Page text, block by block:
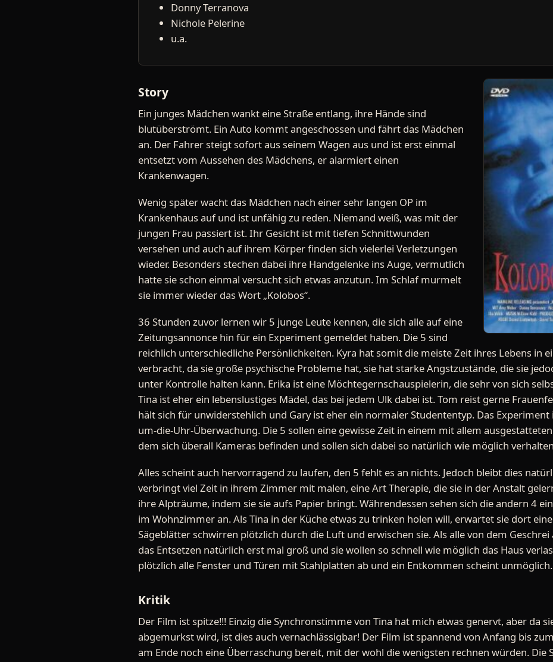
Donny Terranova
Nichole Pelerine
u.a.
Story
Ein junges Mädchen wankt eine Straße entlang, ihre Hände sind
blutüberströmt. Ein Auto kommt angeschossen und fährt das Mädchen
an. Der Fahrer steigt sofort aus seinem Wagen aus und ist erst einmal
entsetzt vom Aussehen des Mädchens, er alarmiert einen
Krankenwagen.
Wenig später wacht das Mädchen nach einer sehr langen OP im
Krankenhaus auf und ist unfähig zu reden. Niemand weiß, was mit der
jungen Frau passiert ist. Ihr Gesicht ist mit tiefen Schnittwunden
versehen und auch auf ihrem Körper finden sich vielerlei Verletzungen
wieder. Besonders stechen dabei ihre Handgelenke ins Auge, vermutlich
hatte sie schon einmal versucht sich etwas anzutun. Im Schlaf murmelt
sie immer wieder das Wort „Kolobos“.
36 Stunden zuvor lernen wir 5 junge Leute kennen, die sich alle auf eine
Zeitungsannonce hin für ein Experiment gemeldet haben. Die 5 sind
reichlich unterschiedliche Persönlichkeiten. Kyra hat somit die meiste Zeit ihres Lebens in
verbracht, da sie große psychische Probleme hat, sie hat starke Angstzustände, die sie
unter Kontrolle halten kann. Erika ist eine Möchtegernschauspielerin, die sehr von sich
Tina ist eher ein lebenslustiges Mädel, das bei jedem Ulk dabei ist. Tom reist gerne
hält sich für unwiderstehlich und Gary ist eher ein normaler Studententyp. Das Experiment
um-die-Uhr-Überwachung. Die 5 sollen eine gewisse Zeit in einem mit allem
dem sich überall Kameras befinden und sollen sich dabei so natürlich wie möglich
Alles scheint auch hervorragend zu laufen, den 5 fehlt es an nichts. Jedoch bleibt dies
verbringt viel Zeit in ihrem Zimmer mit malen, eine Art Therapie, die sie in der Anstalt
ihre Alpträume, indem sie sie aufs Papier bringt. Währendessen sehen sich die andern 4
im Wohnzimmer an. Als Tina in der Küche etwas zu trinken holen will, erwartet sie dort
Sägeblätter schwirren plötzlich durch die Luft und erwischen sie. Als alle von dem
das Entsetzen natürlich erst mal groß und sie wollen so schnell wie möglich das Haus
plötzlich alle Fenster und Türen mit Stahlplatten ab und ein Entkommen scheint unmöglich.
Kritik
Der Film ist spitze!!! Einzig die Synchronstimme von Tina hat mich etwas genervt, aber da
abgemurkst wird, ist dies auch vernachlässigbar! Der Film ist spannend von Anfang bis
am Ende noch eine Überraschung bereit, mit der wohl die wenigsten rechnen würden. Die